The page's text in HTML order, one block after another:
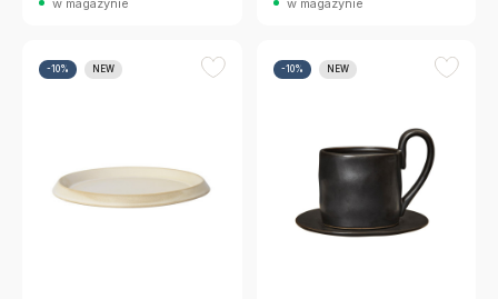
w magazynie w magazynie
-10% NEW -10% NEW